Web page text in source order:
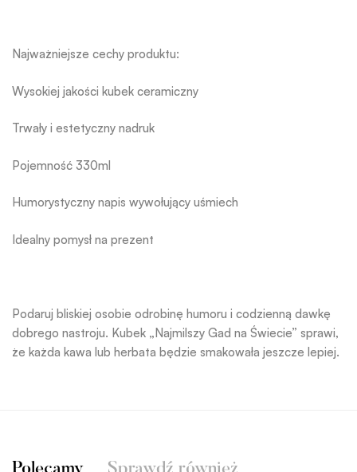
Najważniejsze cechy produktu:
Wysokiej jakości kubek ceramiczny
Trwały i estetyczny nadruk
Pojemność 330ml
Humorystyczny napis wywołujący uśmiech
Idealny pomysł na prezent
Podaruj bliskiej osobie odrobinę humoru i codzienną dawkę
dobrego nastroju. Kubek „Najmilszy Gad na Świecie” sprawi,
że każda kawa lub herbata będzie smakowała jeszcze lepiej.